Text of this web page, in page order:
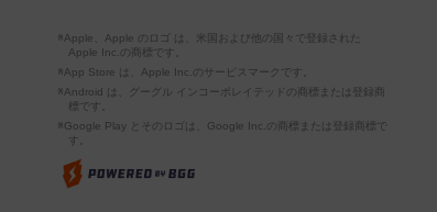
※Apple、Apple のロゴ は、米国および他の国々で登録された
Apple Inc.の商標です。
※App Store は、Apple Inc.のサービスマークです。
※Android は、グーグル インコーポレイテッドの商標または登録商
標です。
※Google Play とそのロゴは、Google Inc.の商標または登録商標で
す。